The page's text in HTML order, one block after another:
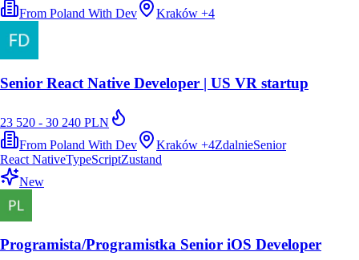
From Poland With Dev
Kraków +4
Senior React Native Developer | US VR startup
23 520 - 30 240 PLN
From Poland With Dev
Kraków +4ZdalnieSenior
React NativeTypeScriptZustand
New
Programista/Programistka Senior iOS Developer